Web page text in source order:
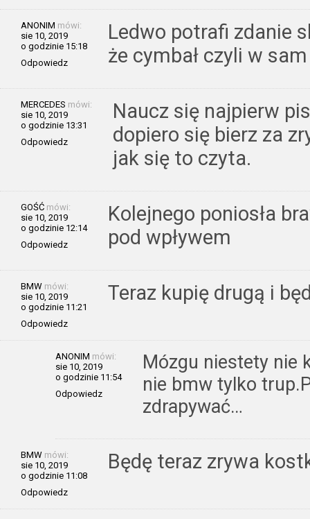
ANONIM mówi:
sie 10, 2019
o godzinie 15:18
Odpowiedz
Ledwo potrafi zdanie
że cymbał czyli w
MERCEDES mówi:
sie 10, 2019
o godzinie 13:31
Odpowiedz
Naucz się najpierw
dopiero się bierz za
jak się to czyta.
GOŚĆ mówi:
sie 10, 2019
o godzinie 12:14
Odpowiedz
Kolejnego poniosła
pod wpływem
BMW mówi:
sie 10, 2019
o godzinie 11:21
Odpowiedz
Teraz kupię drugą i
ANONIM mówi:
sie 10, 2019
o godzinie 11:54
Odpowiedz
Mózgu niestety nie
nie bmw tylko
zdrapywać…
BMW mówi:
sie 10, 2019
o godzinie 11:08
Odpowiedz
Będę teraz zrywa